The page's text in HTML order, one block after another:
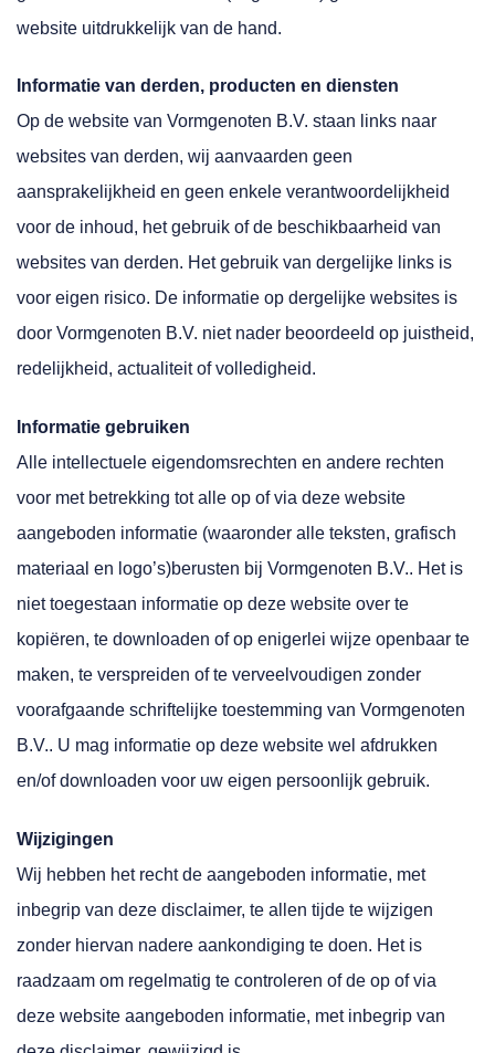
website uitdrukkelijk van de hand.
Informatie van derden, producten en diensten
Op de website van Vormgenoten B.V. staan links naar
websites van derden, wij aanvaarden geen
aansprakelijkheid en geen enkele verantwoordelijkheid
voor de inhoud, het gebruik of de beschikbaarheid van
websites van derden. Het gebruik van dergelijke links is
voor eigen risico. De informatie op dergelijke websites is
door Vormgenoten B.V. niet nader beoordeeld op juistheid,
redelijkheid, actualiteit of volledigheid.
Informatie gebruiken
Alle intellectuele eigendomsrechten en andere rechten
voor met betrekking tot alle op of via deze website
aangeboden informatie (waaronder alle teksten, grafisch
materiaal en logo’s)berusten bij Vormgenoten B.V.. Het is
niet toegestaan informatie op deze website over te
kopiëren, te downloaden of op enigerlei wijze openbaar te
maken, te verspreiden of te verveelvoudigen zonder
voorafgaande schriftelijke toestemming van Vormgenoten
B.V.. U mag informatie op deze website wel afdrukken
en/of downloaden voor uw eigen persoonlijk gebruik.
Wijzigingen
Wij hebben het recht de aangeboden informatie, met
inbegrip van deze disclaimer, te allen tijde te wijzigen
zonder hiervan nadere aankondiging te doen. Het is
raadzaam om regelmatig te controleren of de op of via
deze website aangeboden informatie, met inbegrip van